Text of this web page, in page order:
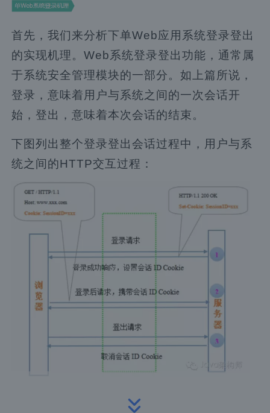
首先，我们来分析下单Web应用系统登录登出
的实现机理。Web系统登录登出功能，通常属
于系统安全管理模块的一部分。如上篇所说，
登录，意味着用户与系统之间的一次会话开
始，登出，意味着本次会话的结束。
下图列出整个登录登出会话过程中，用户与系
统之间的HTTP交互过程：
如图，服务器内部又做了哪些工作呢？